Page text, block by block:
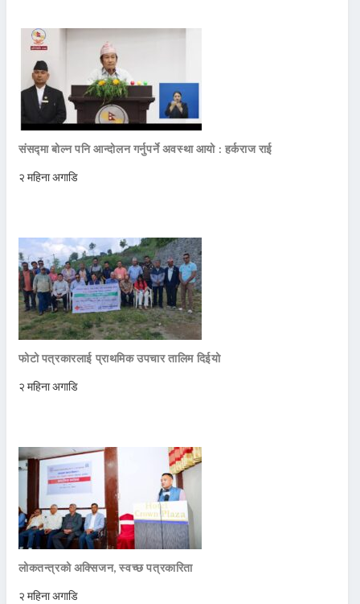
संसद्मा बोल्न पनि आन्दोलन गर्नुपर्ने अवस्था आयो : हर्कराज राई
२ महिना अगाडि
फोटो पत्रकारलाई प्राथमिक उपचार तालिम दिईयो
२ महिना अगाडि
लोकतन्त्रको अक्सिजन, स्वच्छ पत्रकारिता
२ महिना अगाडि